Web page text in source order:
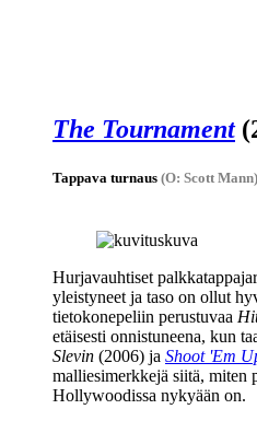
The Tournament
Tappava turnaus (O: Scott Mann)
Hurjavauhtiset
yleistyneet ja taso on ollut
tietokonepeliin perustuvaa
etäisesti onnistuneena, kun
Slevin (2006) ja Shoot 'Em
malliesimerkkejä siitä, miten
Hollywoodissa nykyään on.